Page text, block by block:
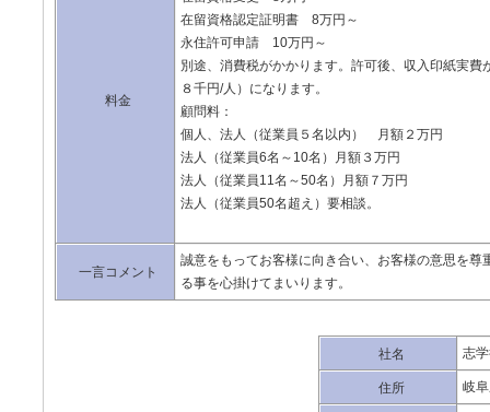
料金
在留資格認定証明書 8万円～
永住許可申請 10万円～
別途、消費税がかかります。許可後、収入印紙実
８千円/人）になります。
顧問料：
個人、法人（従業員５名以内） 月額２万円
法人（従業員6名～10名）月額３万円
法人（従業員11名～50名）月額７万円
法人（従業員50名超え）要相談。
一言コメント
誠意をもってお客様に向き合い、お客様の意思を
る事を心掛けてまいります。
社名 志
住所 岐